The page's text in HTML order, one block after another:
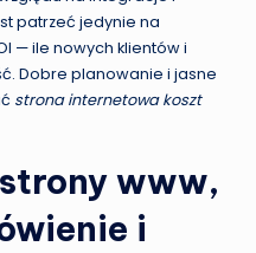
patrzeć jedynie na
— ile nowych klientów i
Dobre planowanie i jasne
strona internetowa koszt
www,
i